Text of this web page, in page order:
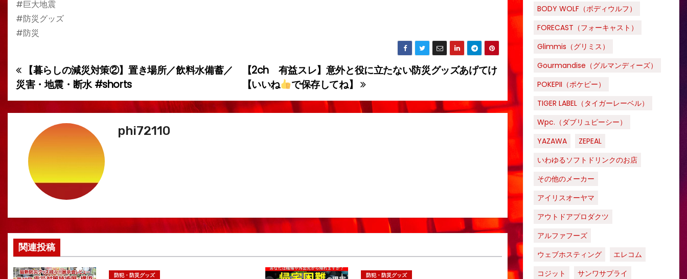
#巨大地震
#防災グッズ
#防災
投
稿
ナ
ゲ
ー
ョ
ン
【2ch 有益スレ】意外と役に立たない防災グッズあげてけ
【いいね
で保存してね】
【暮らしの減災対策②】置き場所／飲料水備蓄／
災害・地震・断水 #shorts
phi72110
関連投稿
防犯・防災グッズ 防犯・防災グッズ
BODY WOLF（ボディウルフ）
FORECAST（フォーキャスト）
Glimmis（グリミス）
Gourmandise（グルマンディーズ）
POKEPII（ポケピー）
TIGER LABEL（タイガーレーベル）
Wpc.（ダブリュピーシー）
YAZAWA
ZEPEAL
いわゆるソフトドリンクのお店
その他のメーカー
アイリスオーヤマ
アウトドアプロダクツ
アルファフーズ
ウェブホスティング
エレコム
コジット
サンワサプライ